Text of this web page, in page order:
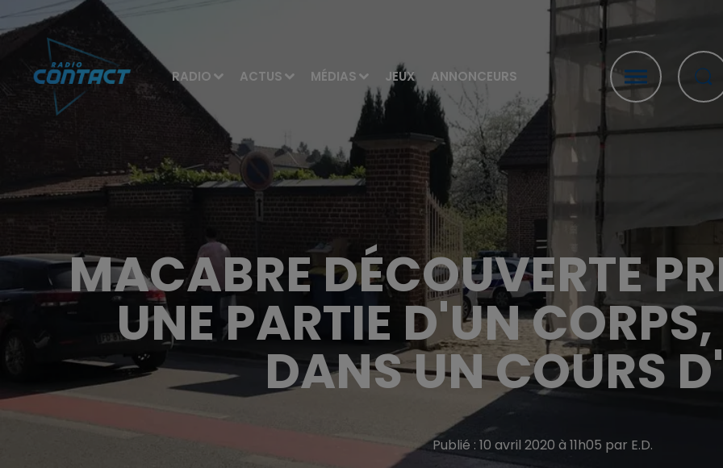
RADIO ACTUS MÉDIAS JEUX ANNONCEURS
MACABRE DÉCOUVERTE
UNE PARTIE D'UN
DANS UN COURS
Publié : 10 avril 2020 à 11h05 par E.D.